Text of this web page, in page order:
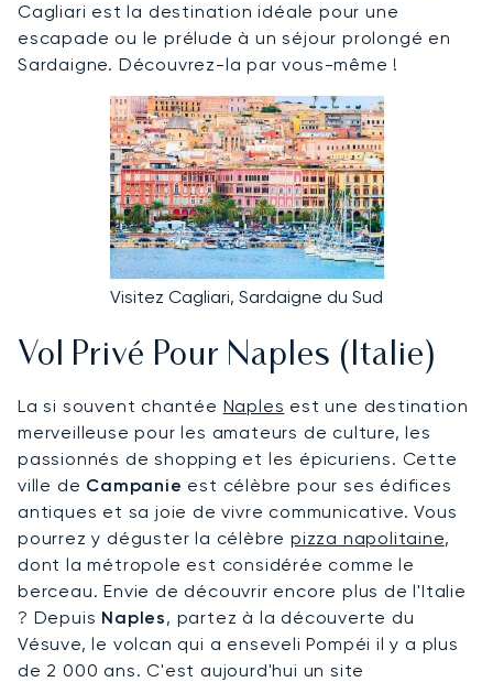
Cagliari est la destination idéale pour une
escapade ou le prélude à un séjour prolongé en
Sardaigne. Découvrez-la par vous-même !
Visitez Cagliari, Sardaigne du Sud
Vol Privé Pour Naples (Italie)
La si souvent chantée Naples est une destination
merveilleuse pour les amateurs de culture, les
passionnés de shopping et les épicuriens. Cette
ville de Campanie est célèbre pour ses édifices
antiques et sa joie de vivre communicative. Vous
pourrez y déguster la célèbrepizza napolitaine,
dont la métropole est considérée comme le
berceau. Envie de découvrir encore plus de l'Italie
? Depuis Naples, partez à la découverte du
Vésuve, le volcan qui a enseveli Pompéi il y a plus
de 2 000 ans. C'est aujourd'hui un site